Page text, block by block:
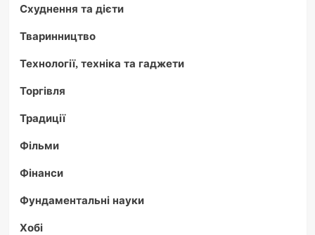
Схуднення та дієти
Тваринництво
Технології, техніка та гаджети
Торгівля
Традиції
Фільми
Фінанси
Фундаментальні науки
Хобі